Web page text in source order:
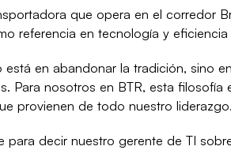
que opera en el corredor
referencia en tecnología y
está en abandonar la tradición, sino
Para nosotros en BTR, esta
provienen de todo nuestro liderazgo.
para decir nuestro gerente de TI